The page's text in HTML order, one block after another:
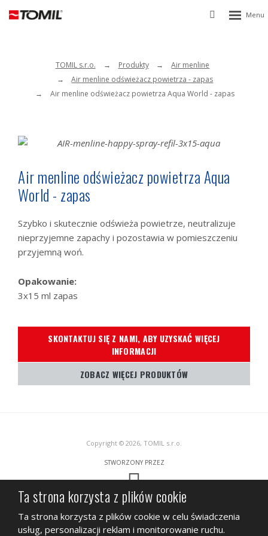
Vyhledávání
Rozbalení
TOMIL s.r.o. Produkty
Air menline
Air menline odświeżacz powietrza - zapas
Air menline odświeżacz powietrza Aqua World - zapas
Air menline odświeżacz powietrza Aqua
World - zapas
Szybko i skutecznie odświeża powietrze, neutralizuje
nieprzyjemne zapachy i pozostawia w pomieszczeniu
przyjemną woń.
Opakowanie:
3x15 ml zapas
SKONTAKTUJ SIĘ Z NAMI, ABY UZYSKAĆ WIĘCEJ
INFORMACJI
ZOBACZ WIĘCEJ PRODUKTÓW
Copyright © 2026, TOMIL s.r.o.
STWORZONY PRZEZ
Ta strona jest chroniona przez Google ReCAPTCHA, podlega
prywatności Google i Warunkom świadczenia usług.
Ta strona korzysta z plików cookie
Ta strona korzysta z plików cookie w celu świadczenia
usług, personalizacji reklam i monitorowanie ruchu.